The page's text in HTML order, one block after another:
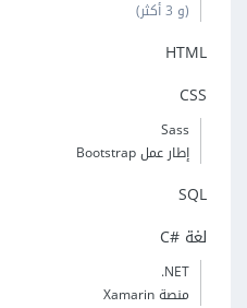
(و 3 أكثر)
HTML
CSS
Sass
إطار عمل Bootstrap
SQL
لغة C#‎
‎.NET
منصة Xamarin